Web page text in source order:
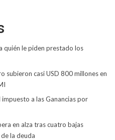
quién le piden prestado los
subieron casi USD 800 millones en
a las Ganancias por
en alza tras cuatro bajas
la deuda